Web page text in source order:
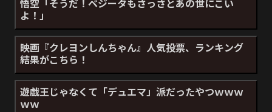
悟空「そうだ！ベジータもさっさとあの世にこい
よ！」
映画『クレヨンしんちゃん』人気投票、ランキング
結果がこちら！
遊戯王じゃなくて「デュエマ」派だったやつｗｗｗ
ｗｗ